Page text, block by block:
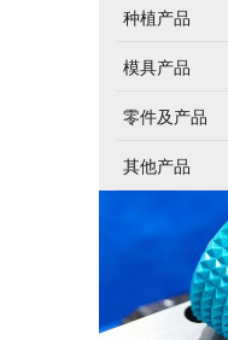
种植产品
模具产品
零件及产品
其他产品